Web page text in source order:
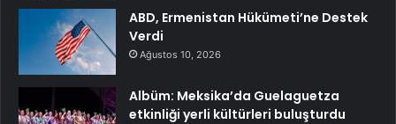
ABD, Ermenistan Hükümeti’ne Destek
Verdi
Ağustos 10, 2026
Albüm: Meksika’da Guelaguetza
etkinliği yerli kültürleri buluşturdu